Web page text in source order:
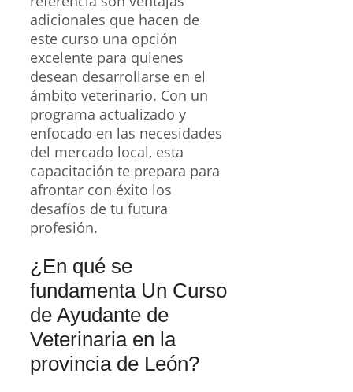
adicionales que hacen de
este curso una opción
excelente para quienes
desean desarrollarse en el
ámbito veterinario. Con un
programa actualizado y
enfocado en las necesidades
del mercado local, esta
capacitación te prepara para
afrontar con éxito los
desafíos de tu futura
profesión.
¿En qué se
fundamenta Un Curso
de Ayudante de
Veterinaria en la
provincia de León?